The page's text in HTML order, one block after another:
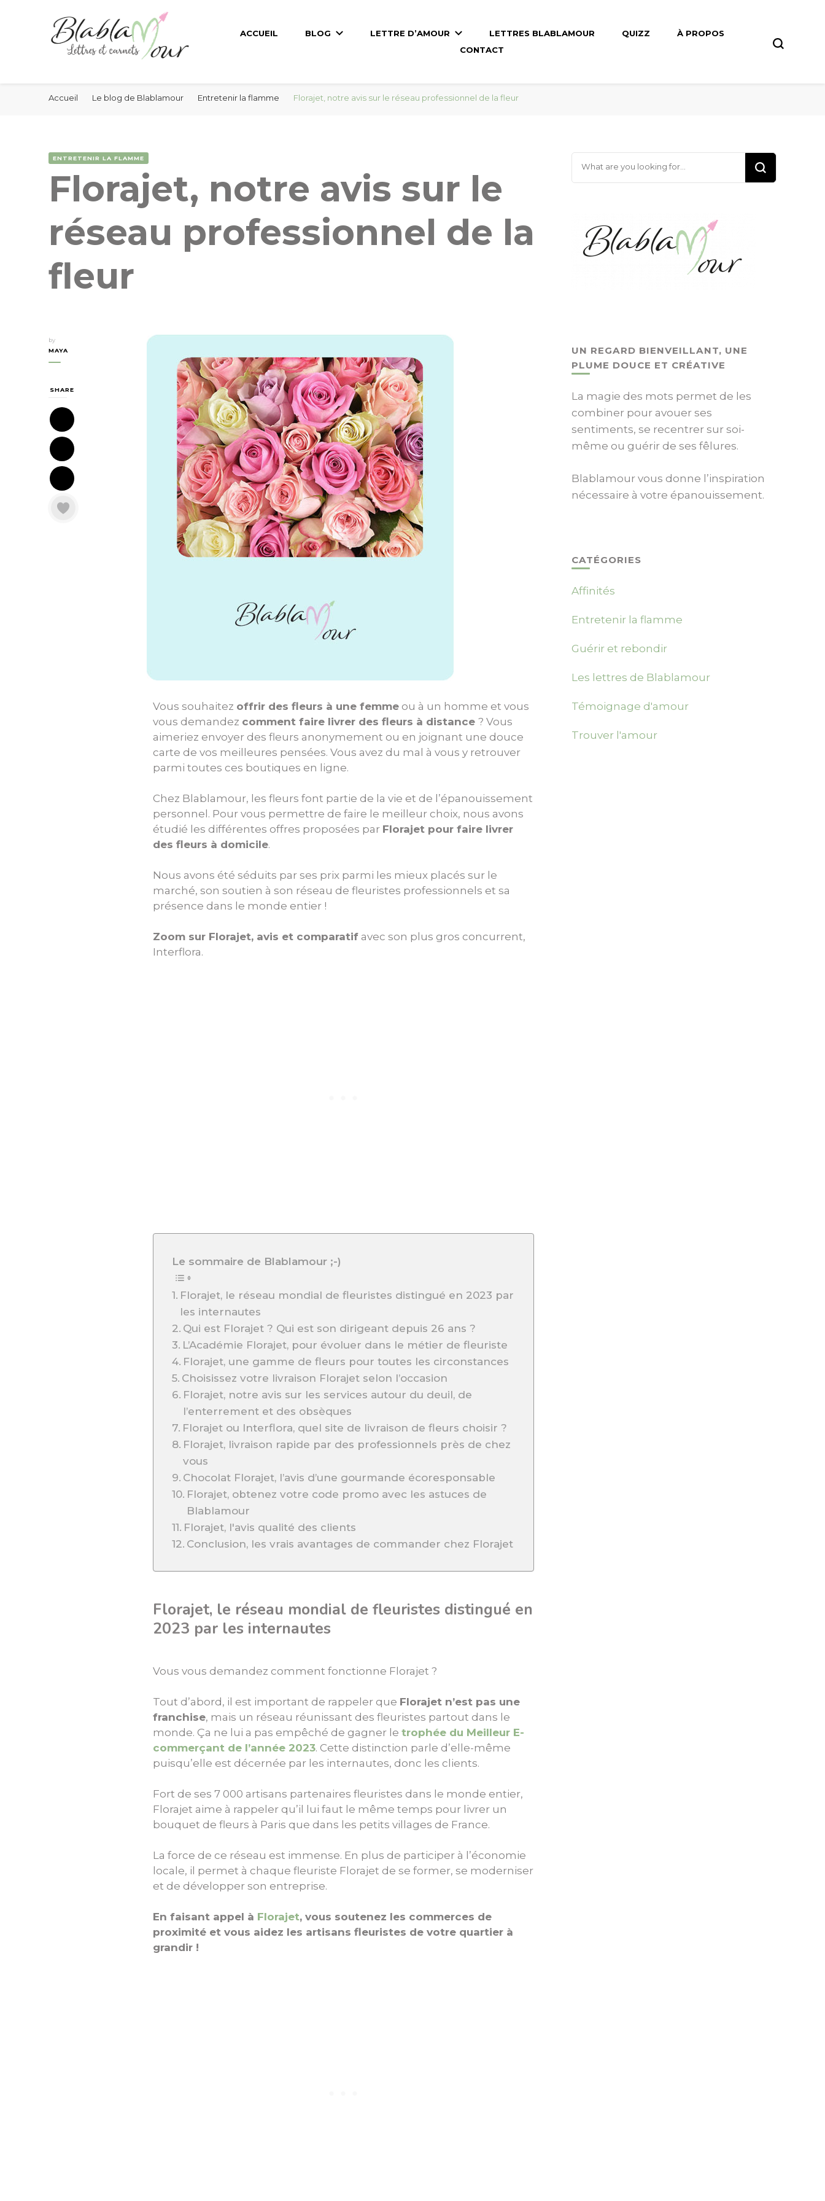
ACCUEIL BLOG LETTRE D’AMOUR LETTRES BLABLAMOUR QUIZZ
À PROPOS
CONTACT
Accueil Le blog de Blablamour Entretenir la flamme Florajet, notre avis sur le réseau professionnel de la fleur
ENTRETENIR LA FLAMME
Florajet, notre avis sur le
réseau professionnel de la
fleur
by
MAYA
SHARE
Vous souhaitez offrir des fleurs à une femme ou à un homme et vous
vous demandez comment faire livrer des fleurs à distance ? Vous
aimeriez envoyer des fleurs anonymement ou en joignant une douce
carte de vos meilleures pensées. Vous avez du mal à vous y retrouver
parmi toutes ces boutiques en ligne.
Chez Blablamour, les fleurs font partie de la vie et de l’épanouissement
personnel. Pour vous permettre de faire le meilleur choix, nous avons
étudié les différentes offres proposées par Florajet pour faire livrer
des fleurs à domicile.
Nous avons été séduits par ses prix parmi les mieux placés sur le
marché, son soutien à son réseau de fleuristes professionnels et sa
présence dans le monde entier !
Zoom sur Florajet, avis et comparatif avec son plus gros concurrent,
Interflora.
Le sommaire de Blablamour ;-)
Florajet, le réseau mondial de fleuristes distingué en 2023 par
les internautes
Qui est Florajet ? Qui est son dirigeant depuis 26 ans ?
L’Académie Florajet, pour évoluer dans le métier de fleuriste
Florajet, une gamme de fleurs pour toutes les circonstances
Choisissez votre livraison Florajet selon l’occasion
Florajet, notre avis sur les services autour du deuil, de
l’enterrement et des obsèques
Florajet ou Interflora, quel site de livraison de fleurs choisir ?
Florajet, livraison rapide par des professionnels près de chez
vous
Chocolat Florajet, l’avis d’une gourmande écoresponsable
Florajet, obtenez votre code promo avec les astuces de
Blablamour
Florajet, l'avis qualité des clients
Conclusion, les vrais avantages de commander chez Florajet
Florajet, le réseau mondial de fleuristes distingué en
2023 par les internautes
Vous vous demandez comment fonctionne Florajet ?
Tout d’abord, il est important de rappeler que Florajet n’est pas une
franchise, mais un réseau réunissant des fleuristes partout dans le
monde. Ça ne lui a pas empêché de gagner le trophée du Meilleur E-
commerçant de l’année 2023. Cette distinction parle d’elle-même
puisqu’elle est décernée par les internautes, donc les clients.
Fort de ses 7 000 artisans partenaires fleuristes dans le monde entier,
Florajet aime à rappeler qu’il lui faut le même temps pour livrer un
bouquet de fleurs à Paris que dans les petits villages de France.
La force de ce réseau est immense. En plus de participer à l’économie
locale, il permet à chaque fleuriste Florajet de se former, se moderniser
et de développer son entreprise.
En faisant appel à Florajet, vous soutenez les commerces de
proximité et vous aidez les artisans fleuristes de votre quartier à
grandir !
UN REGARD BIENVEILLANT, UNE
PLUME DOUCE ET CRÉATIVE
La magie des mots permet de les
combiner pour avouer ses
sentiments, se recentrer sur soi-
même ou guérir de ses fêlures.
Blablamour vous donne l’inspiration
nécessaire à votre épanouissement.
CATÉGORIES
Affinités
Entretenir la flamme
Guérir et rebondir
Les lettres de Blablamour
Témoignage d'amour
Trouver l'amour